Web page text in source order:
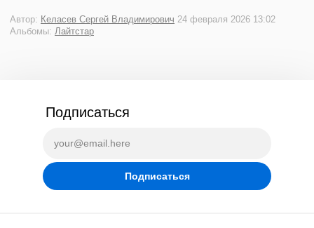
Автор: Келасев Сергей Владимирович 24 февраля 2026 13:02
Альбомы: Лайтстар
Подписаться
Подписаться